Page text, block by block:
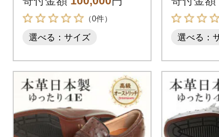
（0件）
選べる：サイズ
26.5cm
選べる：